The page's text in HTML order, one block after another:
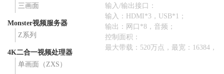
三画面
Monster视频服务器
Z系列
4K二合一视频处理器
单画面（ZXS）
输入/输出接口：
输入：HDMI*3，USB*1；
输出：网口*8，音频；
控制面积：
最大带载：520万点，最宽：16384，